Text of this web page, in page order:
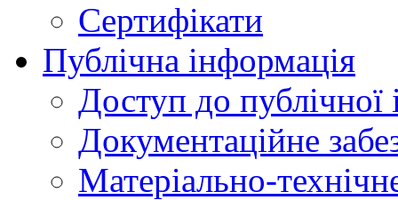
Сертифікати
Публічна інформація
Доступ до публічної
Документаційне
Матеріально-